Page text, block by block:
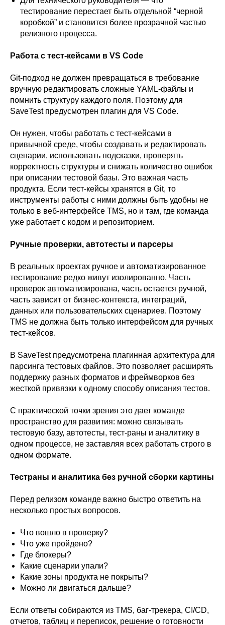
тестирование перестает быть отдельной “черной
коробкой” и становится более прозрачной частью
релизного процесса.
Работа с тест-кейсами в VS Code
Git-подход не должен превращаться в требование
вручную редактировать сложные YAML-файлы и
помнить структуру каждого поля. Поэтому для
SaveTest предусмотрен плагин для VS Code.
Он нужен, чтобы работать с тест-кейсами в
привычной среде, чтобы создавать и редактировать
сценарии, использовать подсказки, проверять
корректность структуры и снижать количество ошибок
при описании тестовой базы. Это важная часть
продукта. Если тест-кейсы хранятся в Git, то
инструменты работы с ними должны быть удобны не
только в веб-интерфейсе TMS, но и там, где команда
уже работает с кодом и репозиторием.
Ручные проверки, автотесты и парсеры
В реальных проектах ручное и автоматизированное
тестирование редко живут изолированно. Часть
проверок автоматизирована, часть остается ручной,
часть зависит от бизнес-контекста, интеграций,
данных или пользовательских сценариев. Поэтому
TMS не должна быть только интерфейсом для ручных
тест-кейсов.
В SaveTest предусмотрена плагинная архитектура для
парсинга тестовых файлов. Это позволяет расширять
поддержку разных форматов и фреймворков без
жесткой привязки к одному способу описания тестов.
С практической точки зрения это дает команде
пространство для развития: можно связывать
тестовую базу, автотесты, тест-раны и аналитику в
одном процессе, не заставляя всех работать строго в
одном формате.
Тестраны и аналитика без ручной сборки картины
Перед релизом команде важно быстро ответить на
несколько простых вопросов.
Что вошло в проверку?
Что уже пройдено?
Где блокеры?
Какие сценарии упали?
Какие зоны продукта не покрыты?
Можно ли двигаться дальше?
Если ответы собираются из TMS, баг-трекера, CI/CD,
отчетов, таблиц и переписок, решение о готовности